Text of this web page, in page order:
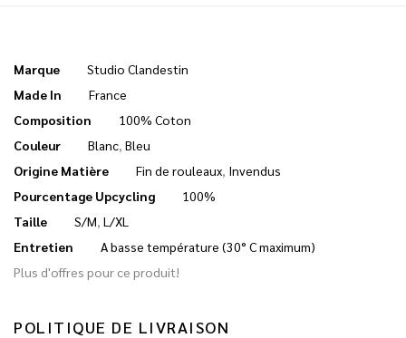
Marque
Studio Clandestin
Made In
France
Composition
100% Coton
Couleur
Blanc, Bleu
Origine Matière
Fin de rouleaux, Invendus
Pourcentage Upcycling
100%
Taille
S/M, L/XL
Entretien
A basse température (30° C maximum)
Plus d'offres pour ce produit!
POLITIQUE DE LIVRAISON